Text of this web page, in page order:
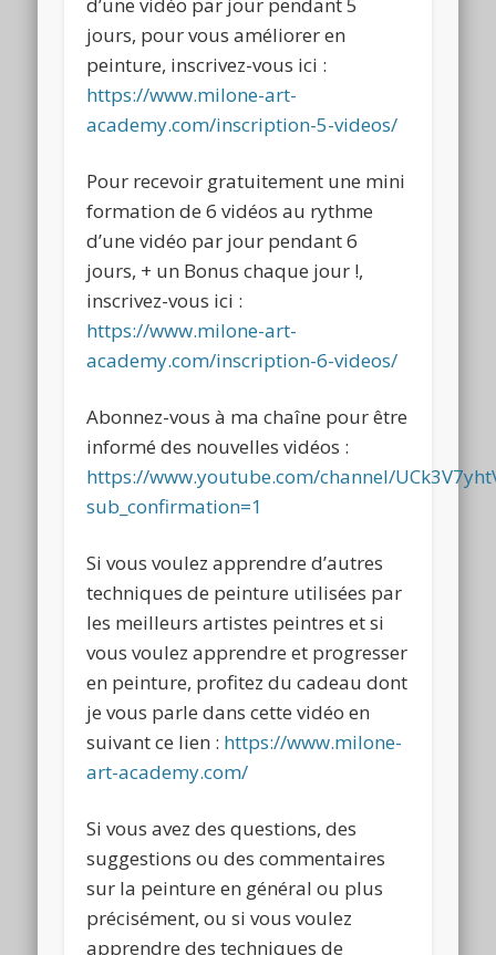
jours, pour vous améliorer en
peinture, inscrivez-vous ici :
https://www.milone-art-
academy.com/inscription-5-videos/
Pour recevoir gratuitement une mini
formation de 6 vidéos au rythme
d’une vidéo par jour pendant 6
jours, + un Bonus chaque jour !,
inscrivez-vous ici :
https://www.milone-art-
academy.com/inscription-6-videos/
Abonnez-vous à ma chaîne pour être
informé des nouvelles vidéos :
https://www.youtube.com/channel/
sub_confirmation=1
Si vous voulez apprendre d’autres
techniques de peinture utilisées par
les meilleurs artistes peintres et si
vous voulez apprendre et progresser
en peinture, profitez du cadeau dont
je vous parle dans cette vidéo en
suivant ce lien : https://www.milone-
art-academy.com/
Si vous avez des questions, des
suggestions ou des commentaires
sur la peinture en général ou plus
précisément, ou si vous voulez
apprendre des techniques de